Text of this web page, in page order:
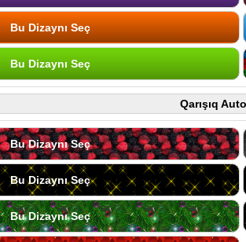
Bu Dizaynı Seç
Bu Dizaynı Seç
Qarışıq
Bu Dizaynı Seç
Bu Dizaynı Seç
Bu Dizaynı Seç